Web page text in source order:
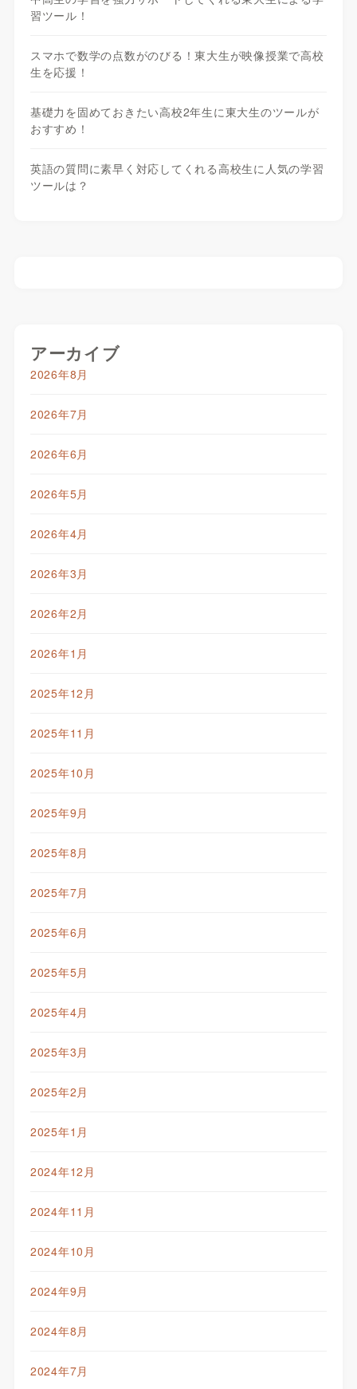
習ツール！
スマホで数学の点数がのびる！東大生が映像授業で高校
生を応援！
基礎力を固めておきたい高校2年生に東大生のツールが
おすすめ！
英語の質問に素早く対応してくれる高校生に人気の学習
ツールは？
アーカイブ
2026年8月
2026年7月
2026年6月
2026年5月
2026年4月
2026年3月
2026年2月
2026年1月
2025年12月
2025年11月
2025年10月
2025年9月
2025年8月
2025年7月
2025年6月
2025年5月
2025年4月
2025年3月
2025年2月
2025年1月
2024年12月
2024年11月
2024年10月
2024年9月
2024年8月
2024年7月